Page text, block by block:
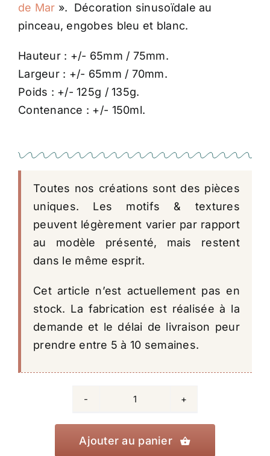
de Mar ». Décoration sinusoïdale au
pinceau, engobes bleu et blanc.
Hauteur : +/- 65mm / 75mm.
Largeur : +/- 65mm / 70mm.
Poids : +/- 125g / 135g.
Contenance : +/- 150ml.
Toutes nos créations sont des pièces
uniques. Les motifs & textures
peuvent légèrement varier par rapport
au modèle présenté, mais restent
dans le même esprit.
Cet article n’est actuellement pas en
stock. La fabrication est réalisée à la
demande et le délai de livraison peur
prendre entre 5 à 10 semaines.
quantité
Tasse
Ajouter au panier